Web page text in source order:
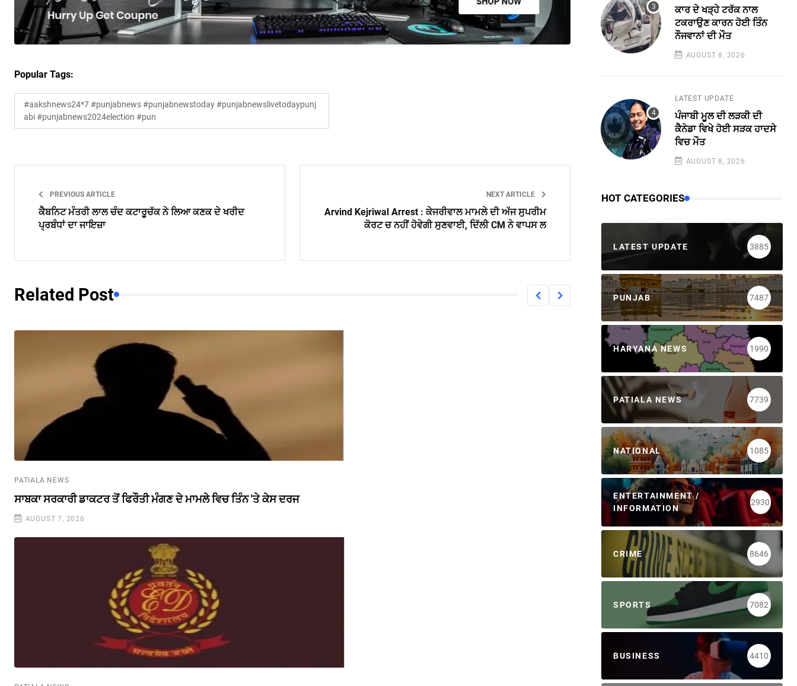
Popular Tags:
#aakshnews24*7 #punjabnews #punjabnewstoday #punjabnewslivetodaypunj
abi #punjabnews2024election #pun
PREVIOUS ARTICLE
ਕੈਬਨਿਟ ਮੰਤਰੀ ਲਾਲ ਚੰਦ ਕਟਾਰੂਚੱਕ ਨੇ ਲਿਆ ਕਣਕ ਦੇ ਖਰੀਦ
ਪ੍ਰਬੰਧਾਂ ਦਾ ਜਾਇਜ਼ਾ
NEXT ARTICLE
Arvind Kejriwal Arrest : ਕੇਜਰੀਵਾਲ ਮਾਮਲੇ ਦੀ ਅੱਜ ਸੁਪਰੀਮ
ਕੋਰਟ ਚ ਨਹੀਂ ਹੋਵੇਗੀ ਸੁਣਵਾਈ, ਦਿੱਲੀ CM ਨੇ ਵਾਪਸ ਲ
Related Post
PATIALA NEWS
ਸਾਬਕਾ ਸਰਕਾਰੀ ਡਾਕਟਰ ਤੋਂ ਫਿਰੌਤੀ ਮੰਗਣ ਦੇ ਮਾਮਲੇ ਵਿਚ ਤਿੰਨ 'ਤੇ ਕੇਸ ਦਰਜ
AUGUST 7, 2026
ਕਾਰ ਦੇ ਖੜ੍ਹੇ ਟਰੱਕ ਨਾਲ
ਟਕਰਾਉਣ ਕਾਰਨ ਹੋਈ ਤਿੰਨ
ਨੌਜਵਾਨਾਂ ਦੀ ਮੌਤ
AUGUST 8, 2026
LATEST UPDATE
ਪੰਜਾਬੀ ਮੂਲ ਦੀ ਲੜਕੀ ਦੀ
ਕੈਨੇਡਾ ਵਿਖੇ ਹੋਈ ਸੜਕ ਹਾਦਸੇ
ਵਿਚ ਮੌਤ
AUGUST 8, 2026
HOT CATEGORIES
LATEST UPDATE 3885
PUNJAB 7487
HARYANA NEWS 1990
PATIALA NEWS 7739
NATIONAL 1085
ENTERTAINMENT /
INFORMATION
2930
CRIME 8646
SPORTS 7082
BUSINESS 4410